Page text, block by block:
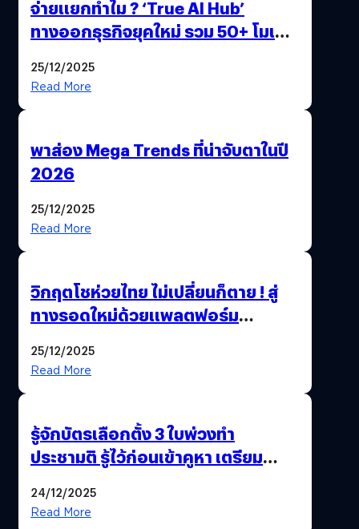
จ่ายแยกทำไม ? ‘True AI Hub’
ทางออกธุรกิจยุคใหม่ รวม 50+ โมเดล
25/12/2025
Read More
พาส่อง Mega Trends ที่น่าจับตาในปี
2026
25/12/2025
Read More
วิกฤตโชห่วยไทย ไม่เปลี่ยนก็ตาย ! สู่
ทางรอดใหม่ด้วยแพลตฟอร์ม
25/12/2025
Read More
รู้จักบัตรเลือกตั้ง 3 ใบพ่วงทำ
ประชามติ รู้ไว้ก่อนเข้าคูหา เตรียม
24/12/2025
Read More